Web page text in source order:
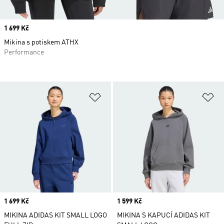
Přidat do seznamu přání
Price
1 699 Kč
MIKINA ADIDAS KIT SMALL LOGO
Price
1 599 Kč
MIKINA S KAPUCÍ ADIDAS KIT
Price
1 699 Kč
Mikina s potiskem ATHX
Performance